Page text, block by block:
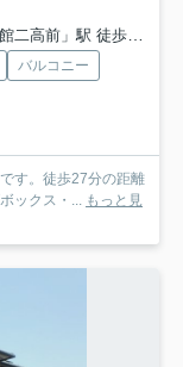
高前」駅 徒歩29分
バルコニー
す。徒歩27分の距離
ックス・...
もっと見